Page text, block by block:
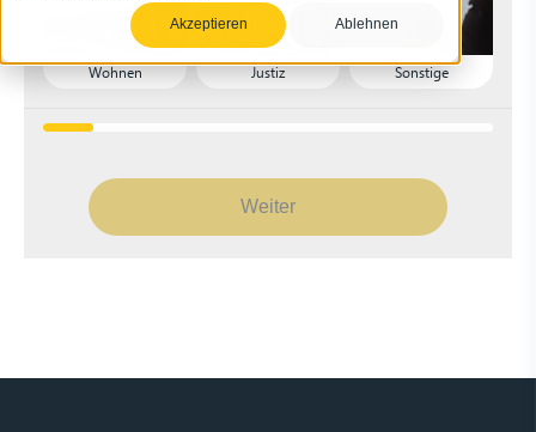
Akzeptieren Ablehnen
Wohnen Justiz Sonstige
Weiter